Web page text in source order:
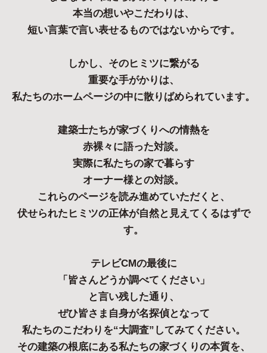
本当の想いやこだわりは、
短い言葉で言い表せるものではないからです。
しかし、そのヒミツに繋がる
重要な手がかりは、
私たちのホームページの中に散りばめられています。
建築士たちが家づくりへの情熱を
赤裸々に語った対談。
実際に私たちの家で暮らす
オーナー様との対談。
これらのページを読み進めていただくと、
伏せられたヒミツの正体が自然と見えてくるはずで
す。
テレビCMの最後に
「皆さんどうか調べてください」
と言い残した通り、
ぜひ皆さま自身が名探偵となって
私たちのこだわりを“大調査”してみてください。
その建築の根底にある私たちの家づくりの本質を、